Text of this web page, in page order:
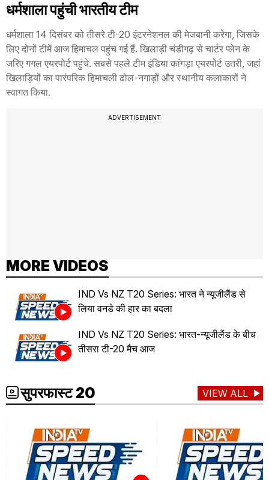
धर्मशाला पहुंची भारतीय टीम
धर्मशाला 14 दिसंबर को तीसरे टी-20 इंटरनेशनल की मेजबानी करेगा, जिसके
लिए दोनों टीमें आज हिमाचल पहुंच गई हैं. खिलाड़ी चंडीगढ़ से चार्टर प्लेन के
जरिए गगल एयरपोर्ट पहुंचे. सबसे पहले टीम इंडिया कांगड़ा एयरपोर्ट उतरी, जहां
खिलाड़ियों का पारंपरिक हिमाचली ढोल-नगाड़ों और स्थानीय कलाकारों ने
स्वागत किया.
ADVERTISEMENT
MORE VIDEOS
IND Vs NZ T20 Series: भारत ने न्यूजीलैंड से
लिया वनडे की हार का बदला
IND Vs NZ T20 Series: भारत-न्यूजीलैंड के बीच
तीसरा टी-20 मैच आज
सुपरफास्ट 20 VIEW ALL